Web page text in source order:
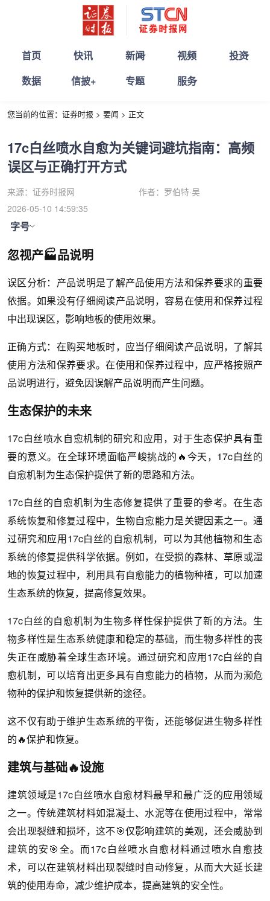
首页 快讯 新闻 视频
投资
数据
信披+ 专题 服务
您当前的位置： 证券时报 > 要闻 > 正文
17c白丝喷水自愈为关键词避坑指南：高频
误区与正确打开方式
来源： 证券时报网 作者： 罗伯特·吴
2026-05-10 14:59:35
字号
忽视产🏭品说明
误区分析：产品说明是了解产品使用方法和保养要求的重要
依据。如果没有仔细阅读产品说明，容易在使用和保养过程
中出现误区，影响地板的使用效果。
正确方式：在购买地板时，应当仔细阅读产品说明，了解其
使用方法和保养要求。在使用和保养过程中，应严格按照产
品说明进行，避免因误解产品说明而产生问题。
生态保护的未来
17c白丝喷水自愈机制的研究和应用，对于生态保护具有重
要的意义。在全球环境面临严峻挑战的🔥今天，17c白丝的
自愈机制为生态保护提供了新的思路和方法。
17c白丝的自愈机制为生态修复提供了重要的参考。在生态
系统恢复和修复过程中，生物自愈能力是关键因素之一。通
过研究和应用17c白丝的自愈机制，可以为其他植物和生态
系统的修复提供科学依据。例如，在受损的森林、草原或湿
地的恢复过程中，利用具有自愈能力的植物种植，可以加速
生态系统的恢复，提高修复效果。
17c白丝的自愈机制为生物多样性保护提供了新的方法。生
物多样性是生态系统健康和稳定的基础，而生物多样性的丧
失正在威胁着全球生态环境。通过研究和应用17c白丝的自
愈机制，可以培育出更多具有自愈能力的植物，从而为濒危
物种的保护和恢复提供新的途径。
这不仅有助于维护生态系统的平衡，还能够促进生物多样性
的🔥保护和恢复。
建筑与基础🔥设施
建筑领域是17c白丝喷水自愈材料最早和最广泛的应用领域
之一。传统建筑材料如混凝土、水泥等在使用过程中，常常
会出现裂缝和损坏，这不🎯仅影响建筑的美观，还会威胁到
建筑的安🎯全。而17c白丝喷水自愈材料通过喷水自愈技
术，可以在建筑材料出现裂缝时自动修复，从而大大延长建
筑的使用寿命，减少维护成本，提高建筑的安全性。